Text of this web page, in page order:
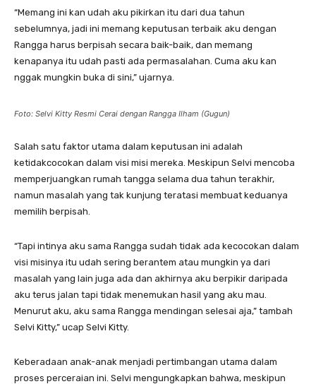
“Memang ini kan udah aku pikirkan itu dari dua tahun
sebelumnya, jadi ini memang keputusan terbaik aku dengan
Rangga harus berpisah secara baik-baik, dan memang
kenapanya itu udah pasti ada permasalahan. Cuma aku kan
nggak mungkin buka di sini,” ujarnya.
Foto: Selvi Kitty Resmi Cerai dengan Rangga Ilham (Gugun)
Salah satu faktor utama dalam keputusan ini adalah
ketidakcocokan dalam visi misi mereka. Meskipun Selvi mencoba
memperjuangkan rumah tangga selama dua tahun terakhir,
namun masalah yang tak kunjung teratasi membuat keduanya
memilih berpisah.
“Tapi intinya aku sama Rangga sudah tidak ada kecocokan dalam
visi misinya itu udah sering berantem atau mungkin ya dari
masalah yang lain juga ada dan akhirnya aku berpikir daripada
aku terus jalan tapi tidak menemukan hasil yang aku mau.
Menurut aku, aku sama Rangga mendingan selesai aja,” tambah
Selvi Kitty,” ucap Selvi Kitty.
Keberadaan anak-anak menjadi pertimbangan utama dalam
proses perceraian ini. Selvi mengungkapkan bahwa, meskipun